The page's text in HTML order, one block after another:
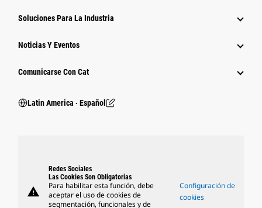
Soluciones Para La Industria
Noticias Y Eventos
Comunicarse Con Cat
Latin America ‧ Español
warning
Redes Sociales
Las Cookies Son Obligatorias
Para habilitar esta función, debe
aceptar el uso de cookies de
segmentación, funcionales y de
Configuración de
cookies